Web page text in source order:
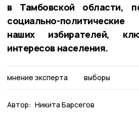
в Тамбовской области,
социально-
наших избирателей,
интересов населения.
мнение эксперта выборы
Автор: Никита Барсегов